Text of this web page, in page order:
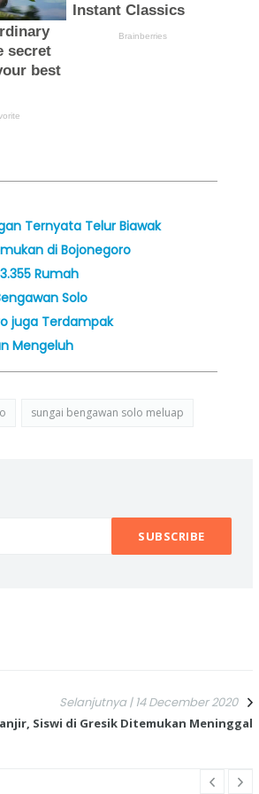
Ternyata Telur Biawak
di Bojonegoro
Rumah
Solo
juga Terdampak
Mengeluh
sungai bengawan solo meluap
Selanjutnya | 14 December 2020
Siswi di Gresik Ditemukan Meninggal